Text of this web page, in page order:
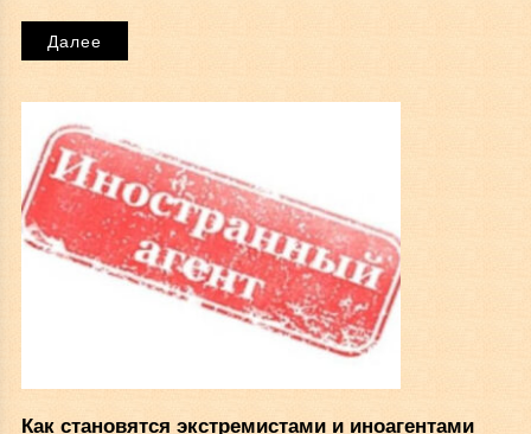
Далее
Как становятся экстремистами и иноагентами